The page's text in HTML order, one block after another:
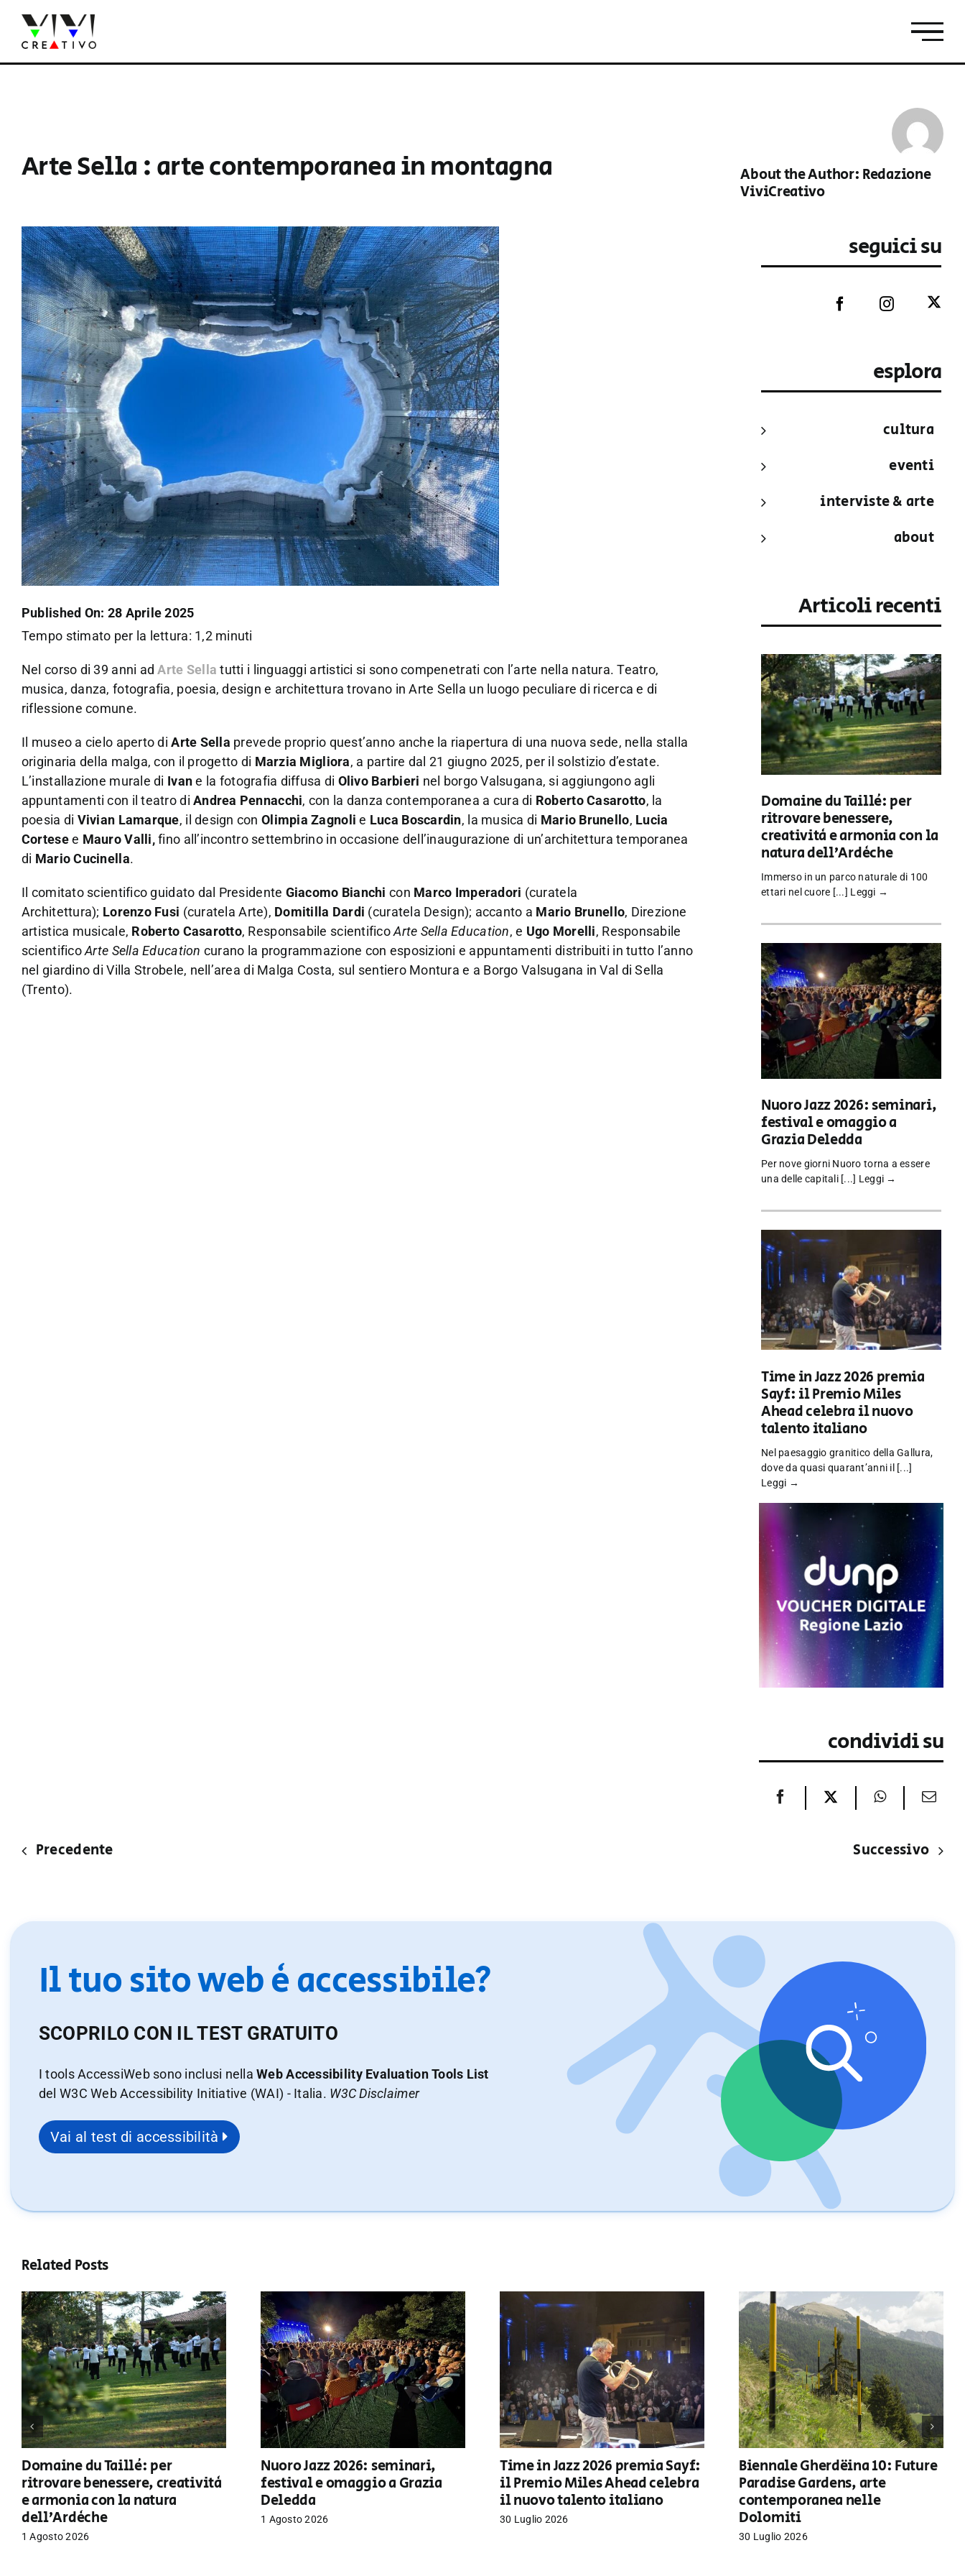
contenuto
Arte Sella : arte contemporanea in montagna About the Author: Redazione
ViviCreativo
Published On: 28 Aprile 2025
Tempo stimato per la lettura: 1,2 minuti
Nel corso di 39 anni adArte Sella tutti i linguaggi artistici si sono compenetrati con l’arte nella natura. Teatro,
musica, danza, fotografia, poesia, design e architettura trovano in Arte Sella un luogo peculiare di ricerca e di
riflessione comune.
Il museo a cielo aperto diArte Sella prevede proprio quest’anno anche la riapertura di una nuova sede, nella stalla
originaria della malga, con il progetto di Marzia Migliora, a partire dal 21 giugno 2025, per il solstizio d’estate.
L’installazione murale di Ivane la fotografia diffusa di Olivo Barbieri nel borgo Valsugana, si aggiungono agli
appuntamenti con il teatro diAndrea Pennacchi, con la danza contemporanea a cura di Roberto Casarotto, la
poesia di Vivian Lamarque, il design conOlimpia Zagnolie Luca Boscardin, la musica di Mario Brunello, Lucia
Cortesee Mauro Valli,fino all’incontro settembrino in occasione dell’inaugurazione di un’architettura temporanea
di Mario Cucinella.
Il comitato scientifico guidato dal Presidente Giacomo Bianchi con Marco Imperadori (curatela
Architettura); Lorenzo Fusi (curatela Arte), Domitilla Dardi (curatela Design); accanto a Mario Brunello, Direzione
artistica musicale, Roberto Casarotto, Responsabile scientificoArte Sella Education, e Ugo Morelli, Responsabile
scientificoArte Sella Education curano la programmazione con esposizioni e appuntamenti distribuiti in tutto l’anno
nel giardino di Villa Strobele, nell’area di Malga Costa, sul sentiero Montura e a Borgo Valsugana in Val di Sella
(Trento).
seguici su
esplora
cultura
eventi
interviste & arte
about
Articoli recenti
Domaine du Taillé: per
ritrovare benessere,
creatività e armonia con la
natura dell’Ardèche
Immerso in un parco naturale di 100
ettari nel cuore [...] Leggi →
Nuoro Jazz 2026: seminari,
festival e omaggio a
Grazia Deledda
Per nove giorni Nuoro torna a essere
una delle capitali [...] Leggi →
Time in Jazz 2026 premia
Sayf: il Premio Miles
Ahead celebra il nuovo
talento italiano
Nel paesaggio granitico della Gallura,
dove da quasi quarant’anni il [...]
Leggi →
condividi su
Precedente Successivo
Il tuo sito web è accessibile?
SCOPRILO CON IL TEST GRATUITO
I tools AccessiWeb sono inclusi nellaWeb Accessibility Evaluation Tools List
del W3C Web Accessibility Initiative (WAI) - Italia. W3C Disclaimer
Vai al test di accessibilità
Related Posts
Domaine du Taillé: per
ritrovare benessere, creatività
e armonia con la natura
dell’Ardèche
1 Agosto 2026
Nuoro Jazz 2026: seminari,
festival e omaggio a Grazia
Deledda
1 Agosto 2026
Time in Jazz 2026 premia Sayf:
il Premio Miles Ahead celebra
il nuovo talento italiano
30 Luglio 2026
Biennale Gherdëina 10: Future
Paradise Gardens, arte
contemporanea nelle
Dolomiti
30 Luglio 2026